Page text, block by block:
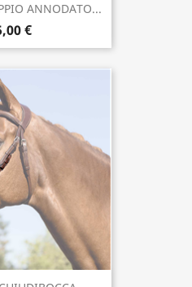
ANNODATO...
€